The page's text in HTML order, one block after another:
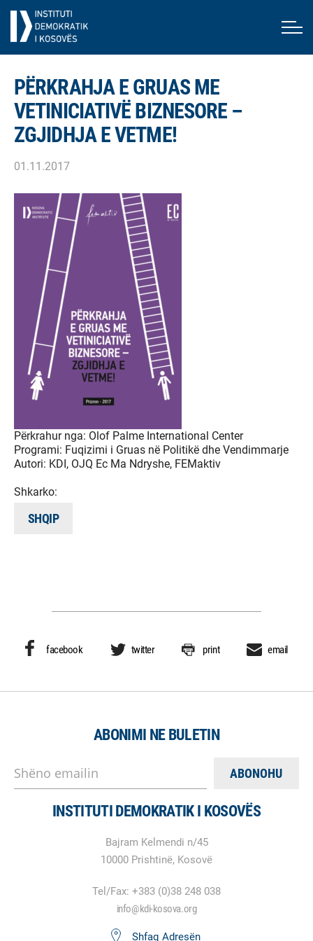
PËRKRAHJA E GRUAS ME
VETINICIATIVË BIZNESORE –
ZGJIDHJA E VETME!
01.11.2017
Përkrahur nga: Olof Palme International Center
Programi: Fuqizimi i Gruas në Politikë dhe Vendimmarje
Autori: KDI, OJQ Ec Ma Ndryshe, FEMaktiv
Shkarko:
SHQIP
facebook twitter print email
ABONIMI NE BULETIN
Shëno emailin
INSTITUTI DEMOKRATIK I KOSOVËS
Bajram Kelmendi n/45
10000 Prishtinë, Kosovë
Tel/Fax: +383 (0)38 248 038
info@kdi-kosova.org
Shfaq Adresën